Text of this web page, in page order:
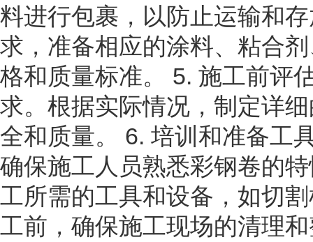
料进行包裹，以防止运输和
求，准备相应的涂料、粘合
格和质量标准。 5. 施工前评
求。根据实际情况，制定详
全和质量。 6. 培训和准备工
确保施工人员熟悉彩钢卷的
工所需的工具和设备，如切
工前，确保施工现场的清理